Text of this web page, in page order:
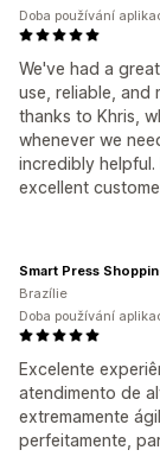
We've had a
use, reliable, and
thanks to Khris,
whenever we
incredibly
excellent
Doba používání
Excelente
atendimento de
extremamente
perfeitamente,
Smart Press
Brazílie
Doba používání